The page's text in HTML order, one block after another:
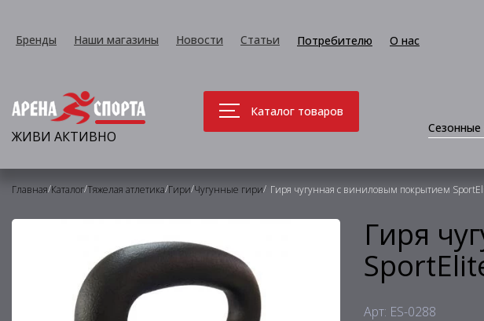
Бренды Наши магазины Новости Статьи Потребителю О нас
ЖИВИ АКТИВНО
Каталог товаров
Сезонные
Главная/Каталог/Тяжелая атлетика/Гири/Чугунные гири/ Гиря чугунная с виниловым покрытием
Гиря
Арт: ES-0288